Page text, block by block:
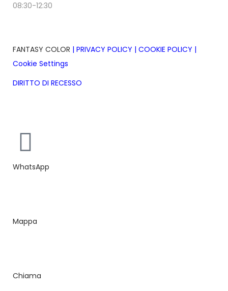
08:30-12:30
FANTASY COLOR | PRIVACY POLICY | COOKIE POLICY |
Cookie Settings
DIRITTO DI RECESSO
WhatsApp
Mappa
Chiama